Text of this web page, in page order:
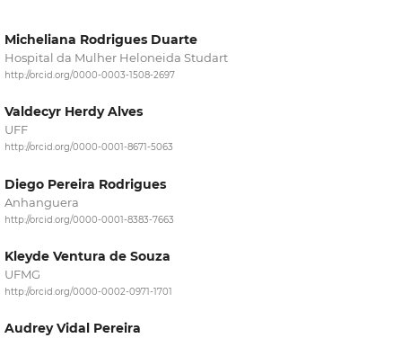
Micheliana Rodrigues Duarte
Hospital da Mulher Heloneida Studart
http://orcid.org/0000-0003-1508-2697
Valdecyr Herdy Alves
UFF
http://orcid.org/0000-0001-8671-5063
Diego Pereira Rodrigues
Anhanguera
http://orcid.org/0000-0001-8383-7663
Kleyde Ventura de Souza
UFMG
http://orcid.org/0000-0002-0971-1701
Audrey Vidal Pereira